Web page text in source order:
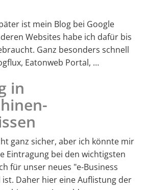
ist mein Blog bei Google
Websites habe ich dafür bis
Ganz besonders schnell
Eatonweb Portal, …
in
ganz sicher, aber ich könnte mir
Eintragung bei den wichtigsten
für unser neues "e-Business
ist. Daher hier eine Auflistung der